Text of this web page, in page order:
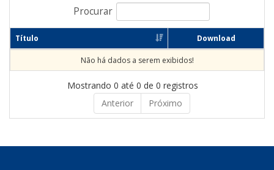
Procurar
Título Download
Não há dados a serem exibidos!
Mostrando 0 até 0 de 0 registros
Anterior
Próximo